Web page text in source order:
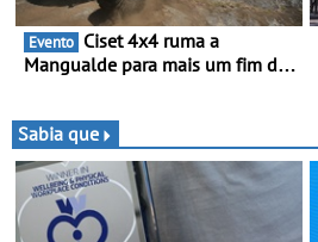
Evento
Mangualde para mais um fim de
montanha
Sabia que